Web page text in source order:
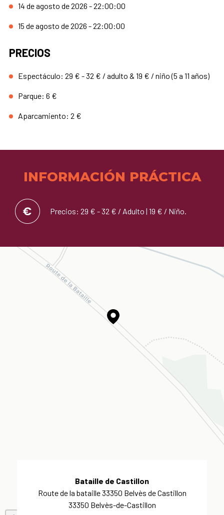
14 de agosto de 2026 - 22:00:00
15 de agosto de 2026 - 22:00:00
PRECIOS
Espectáculo: 29 € - 32 € / adulto & 19 € / niño (5 a 11 años)
Parque: 6 €
Aparcamiento: 2 €
INFORMACIÓN PRÁCTICA
Precios: 29 € - 32 € / Adulto | 19 € / Niño.
Bataille de Castillon
Route de la bataille 33350 Belvès de Castillon
33350 Belvès-de-Castillon